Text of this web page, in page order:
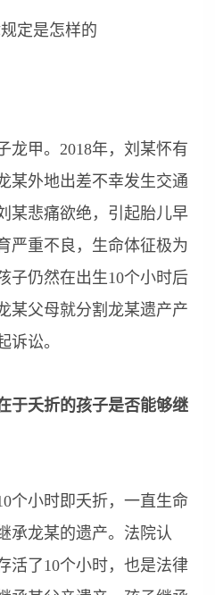
龙甲。2018年，刘某怀有
某外地出差不幸发生交通
某悲痛欲绝，引起胎儿早
严重不良，生命体征极为
子仍然在出生10个小时后
某父母就分割龙某遗产产
诉讼。
于夭折的孩子是否能够继
个小时即夭折，一直生命
承龙某的遗产。法院认
活了10个小时，也是法律